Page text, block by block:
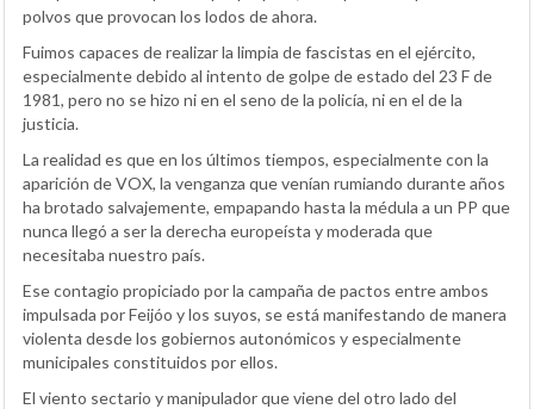
polvos que provocan los lodos de ahora.
Fuimos capaces de realizar la limpia de fascistas en el ejército,
especialmente debido al intento de golpe de estado del 23 F de
1981, pero no se hizo ni en el seno de la policía, ni en el de la
justicia.
La realidad es que en los últimos tiempos, especialmente con la
aparición de VOX, la venganza que venían rumiando durante años
ha brotado salvajemente, empapando hasta la médula a un PP que
nunca llegó a ser la derecha europeísta y moderada que
necesitaba nuestro país.
Ese contagio propiciado por la campaña de pactos entre ambos
impulsada por Feijóo y los suyos, se está manifestando de manera
violenta desde los gobiernos autonómicos y especialmente
municipales constituidos por ellos.
El viento sectario y manipulador que viene del otro lado del